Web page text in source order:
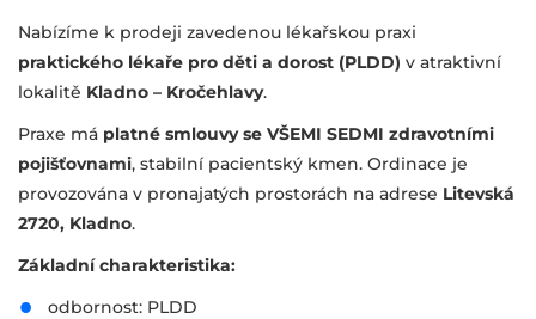
Nabízíme k prodeji zavedenou lékařskou praxi
praktického lékaře pro děti a dorost (PLDD) v atraktivní
lokalitě Kladno – Kročehlavy.
Praxe má platné smlouvy se VŠEMI SEDMI zdravotními
pojišťovnami, stabilní pacientský kmen. Ordinace je
provozována v pronajatých prostorách na adrese Litevská
2720, Kladno.
Základní charakteristika:
odbornost: PLDD